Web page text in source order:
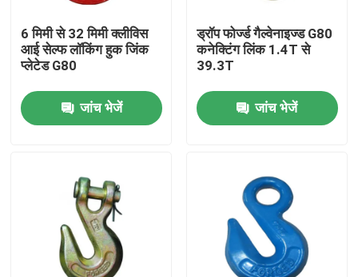
6 मिमी से 32 मिमी क्लीविस
आई सेल्फ लॉकिंग हुक जिंक
प्लेटेड G80
जांच भेजें
ड्रॉप फोर्ज्ड गैल्वेनाइज्ड G80
कनेक्टिंग लिंक 1.4T से
39.3T
जांच भेजें